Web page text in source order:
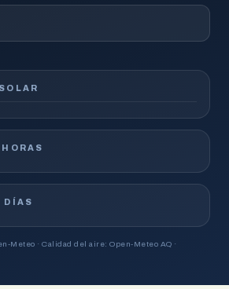
DÍAS
Meteo · Calidad del aire: Open-Meteo AQ ·